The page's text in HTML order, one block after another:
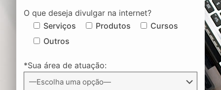
O que deseja divulgar na internet?
Serviços
Produtos
Cursos
Outros
*Sua área de atuação: